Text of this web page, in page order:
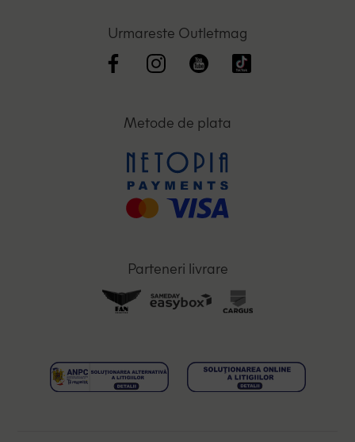
Urmareste Outletmag
Metode de plata
Parteneri livrare